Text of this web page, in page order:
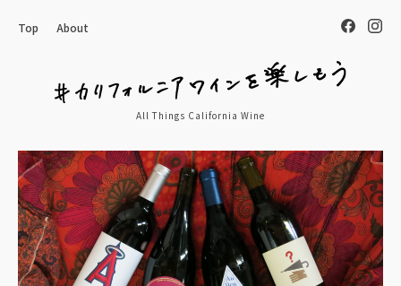
All Things California Wine
Top About